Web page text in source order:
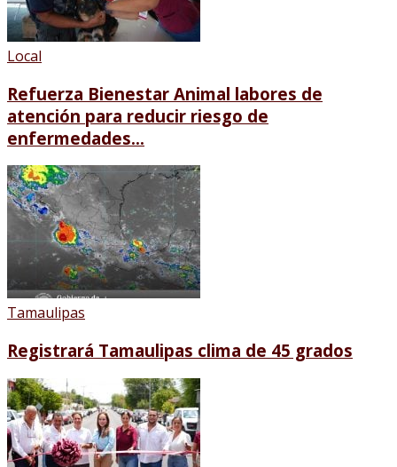
Local
Refuerza Bienestar Animal labores de
atención para reducir riesgo de
enfermedades...
Tamaulipas
Registrará Tamaulipas clima de 45 grados